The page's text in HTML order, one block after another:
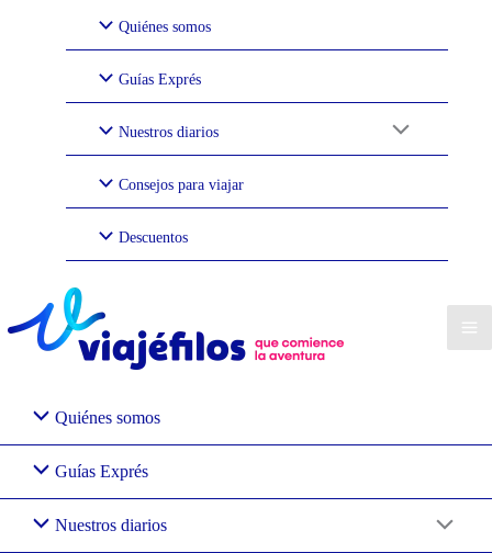
Quiénes somos
Guías Exprés
Nuestros diarios
Consejos para viajar
Descuentos
Quiénes somos
Guías Exprés
Nuestros diarios